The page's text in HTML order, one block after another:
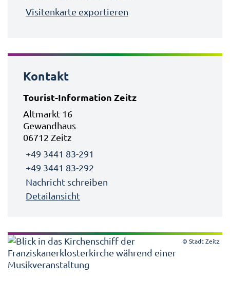
Visitenkarte exportieren
Kontakt
Tourist-Information Zeitz
Altmarkt 16
Gewandhaus
06712 Zeitz
+49 3441 83-291
+49 3441 83-292
Nachricht schreiben
Detailansicht
© Stadt Zeitz